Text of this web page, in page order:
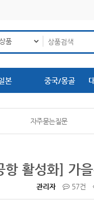
본 중국/몽골
자주묻는질문
항 활성화] 가
관리자 57건